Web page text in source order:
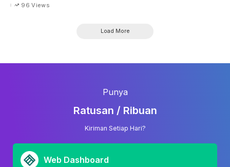
96 Views
Load More
Punya
Ratusan / Ribuan
Kiriman Setiap Hari?
Web Dashboard